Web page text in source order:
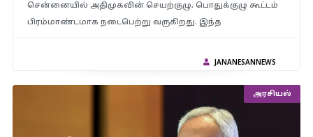
சென்னையில் அதிமுகவின் செயற்குழு, பொதுக்குழு கூட்டம்
பிரம்மாண்டமாக நடைபெற்று வருகிறது. இந்த
JANANESANNEWS
அரசியல்